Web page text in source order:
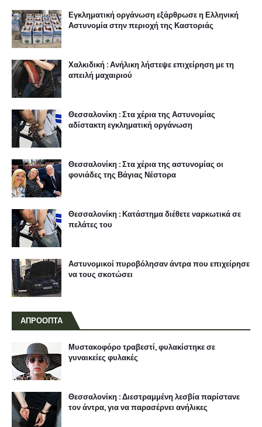
Εγκληματική οργάνωση εξάρθρωσε η Ελληνική
Αστυνομία στην περιοχή της Καστοριάς
Χαλκιδική : Ανήλικη λήστεψε επιχείρηση με τη
απειλή μαχαιριού
Θεσσαλονίκη : Στα χέρια της Αστυνομίας
αδίστακτη εγκληματική οργάνωση
Θεσσαλονίκη : Στα χέρια της αστυνομίας οι
φονιάδες της Βάγιας Νέστορα
Θεσσαλονίκη : Κατάστημα διέθετε ναρκωτικά σε
πελάτες του
Αστυνομικοί πυροβόλησαν άντρα που επιχείρησε
να τους σκοτώσει
ΑΠΡΟΟΠΤΑ
Μυστακοφόρο τραβεστί, φυλακίστηκε σε
γυναικείες φυλακές
Θεσσαλονίκη : Διεστραμμένη λεσβία παρίστανε
τον άντρα, για να παρασέρνει ανήλικες